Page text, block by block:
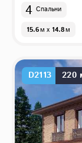
4 Спальни
15.6м x 14.8м
D2113 220